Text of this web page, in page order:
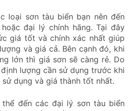
loại sơn tàu biển bạn nên đến
đại lý chính hãng. Tại đây
giá tốt và chính xác nhất giúp
và giá cả. Bên cạnh đó, khi
lớn thì giá sơn sẽ càng rẻ. Do
lượng cần sử dụng trước khi
dụng và giá thành tốt nhất.
đến các đại lý sơn tàu biển